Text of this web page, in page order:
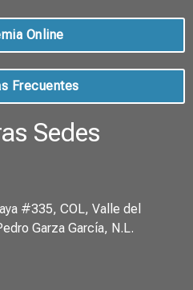
Online
Frecuentes
Sedes
#335, COL, Valle del
Garza García, N.L.